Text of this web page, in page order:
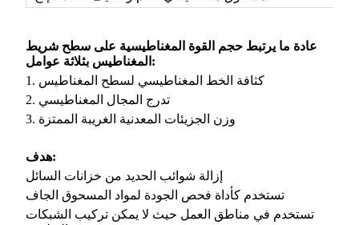
عادة ما يرتبط حجم القوة المغناطيسية على سطح شريط
المغناطيس بثلاثة عوامل:
1. كثافة الخط المغناطيسي لسطح المغناطيس
2. تدرج المجال المغناطيسي
3. وزن الجزيئات المعدنية الغريبة الممتزة
هدف:
إزالة شوائب الحديد من خزانات السائل
تستخدم كأداة فحص الجودة لمواد المسحوق الجاف
تستخدم في مناطق العمل حيث لا يمكن تركيب الشبكات